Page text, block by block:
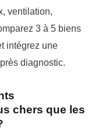
ventilation,
3 à 5 biens
intégrez une
diagnostic.
chers que les